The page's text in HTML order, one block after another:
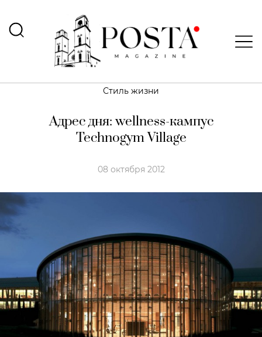
Стиль жизни
Адрес дня: wellness-кампус
Technogym Village
08 октября 2012